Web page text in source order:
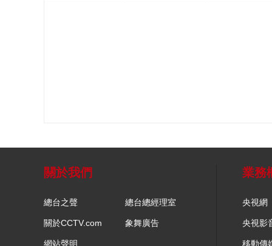
關於我們
總台之聲 總台總經理室
關於CCTV.com 象舞廣告
網站聲明
業務
央視網
央視影
移動傳